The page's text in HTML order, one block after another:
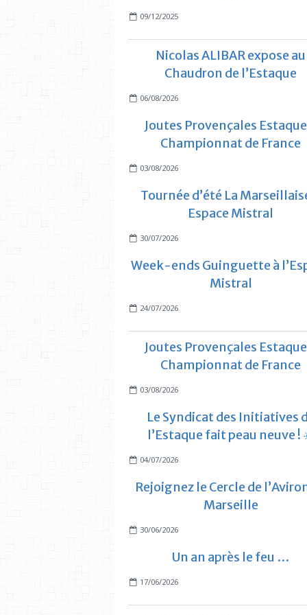
09/12/2025
Nicolas ALIBAR expose au
Chaudron de l’Estaque
06/08/2026
Joutes Provençales
Championnat de France
03/08/2026
Tournée d’été La
Espace Mistral
30/07/2026
Week-ends Guinguette à
Mistral
24/07/2026
Joutes Provençales
Championnat de France
03/08/2026
Le Syndicat des Initiatives
l’Estaque fait peau neuve !
04/07/2026
Rejoignez le Cercle de
Marseille
30/06/2026
Un an après le feu …
17/06/2026